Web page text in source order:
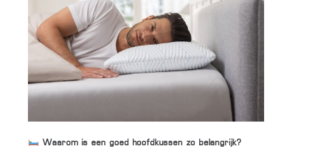
Waarom is een goed hoofdkussen zo belangrijk?